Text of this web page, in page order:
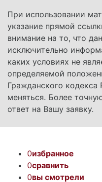
При использовании
указание прямой
внимание на то, что
исключительно
каких условиях не
определяемой
Гражданского
меняться. Более
ответ на Вашу заявку.
0избранное
0сравнить
0вы смотрели